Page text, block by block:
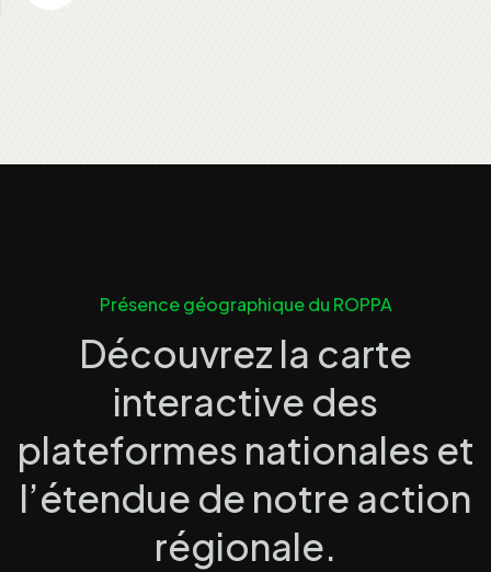
Présence géographique du ROPPA
Découvrez la carte
interactive des
plateformes nationales et
l’étendue de notre action
régionale.